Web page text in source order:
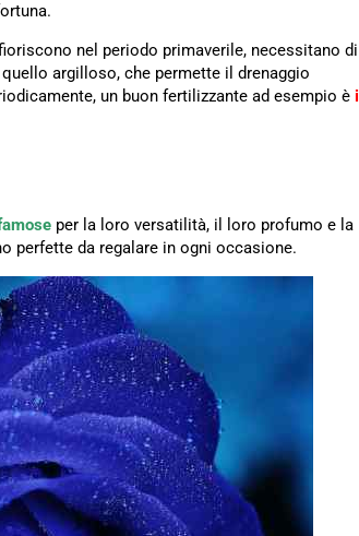
nel periodo primaverile, necessitano di
argilloso, che permette il drenaggio
un buon fertilizzante ad esempio è il
per la loro versatilità, il loro profumo e la
perfette da regalare in ogni occasione.